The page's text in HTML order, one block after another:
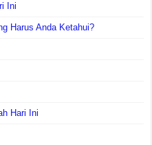
Ini
Harus Anda Ketahui?
Hari Ini